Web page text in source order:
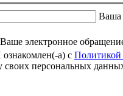
Ваша
Ваше электронное
ознакомлен(-а) с